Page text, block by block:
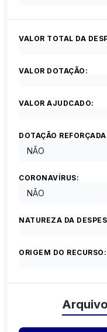
VALOR TOTAL DA
VALOR DOTAÇÃO:
VALOR AJUDCADO:
DOTAÇÃO
NÃO
CORONAVÍRUS:
NÃO
NATUREZA DA
ORIGEM DO RECURSO: